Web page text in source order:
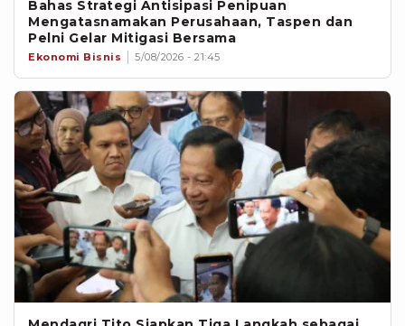
Bahas Strategi Antisipasi Penipuan
Mengatasnamakan Perusahaan, Taspen dan
Pelni Gelar Mitigasi Bersama
Ekonomi Bisnis 5/08/2026 - 21:45